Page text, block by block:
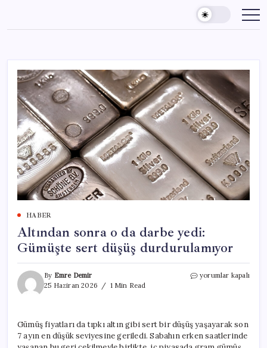
content
HABER
Altından sonra o da darbe yedi:
Gümüşte sert düşüş durdurulamıyor
By Emre Demir
25 Haziran 2026
1 Min Read
Altından
yedi:
Gümüşte
sert
yorumlar kapalı
Gümüş fiyatları da tıpkı altın gibi sert bir düşüş yaşayarak son
7 ayın en düşük seviyesine geriledi. Sabahın erken saatlerinde